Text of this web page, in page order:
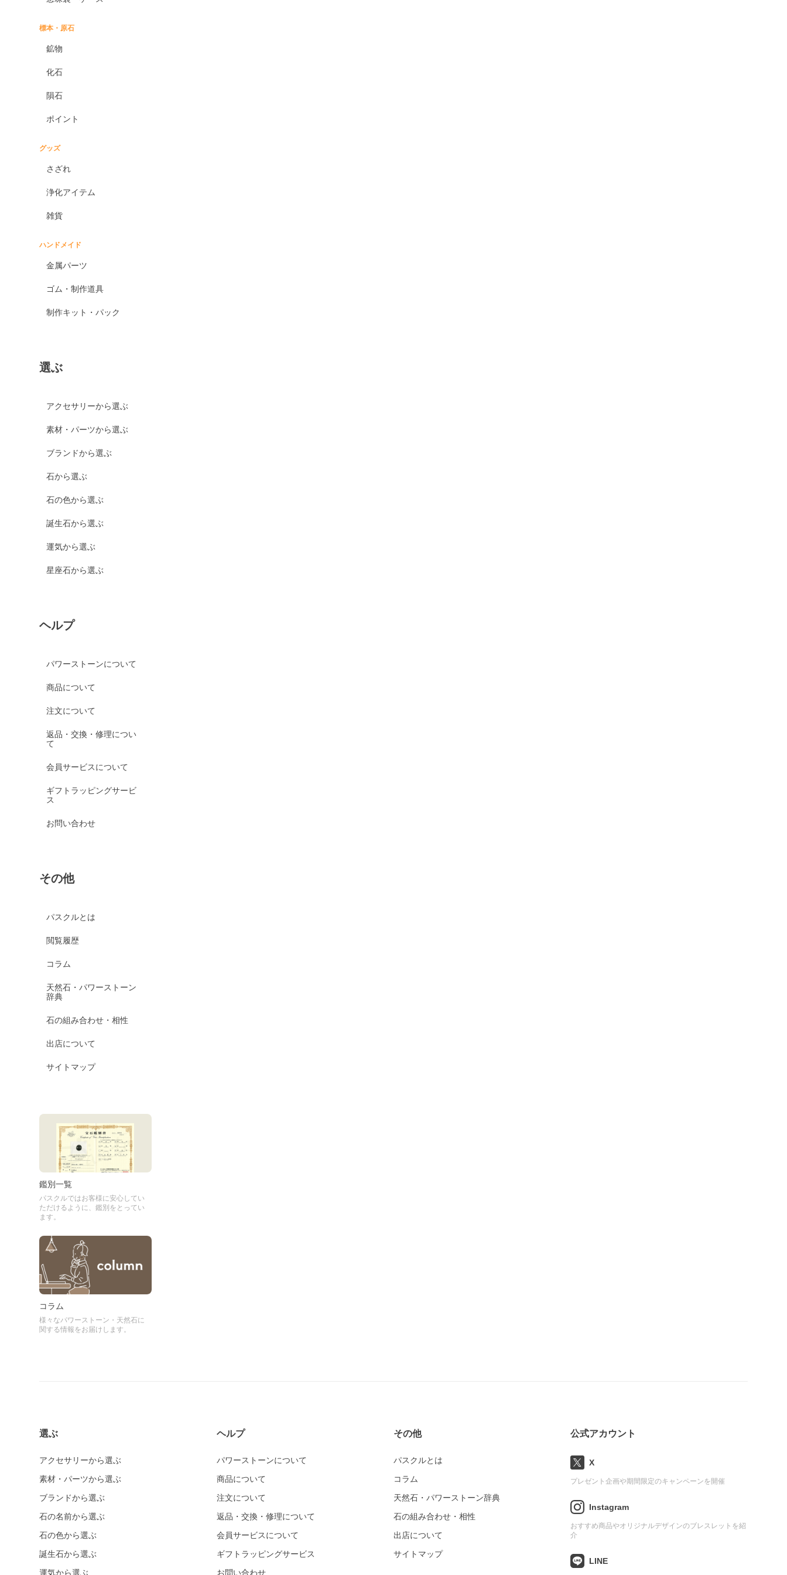
標本・原石
鉱物
化石
隕石
ポイント
グッズ
さざれ
浄化アイテム
雑貨
ハンドメイド
金属パーツ
ゴム・制作道具
制作キット・パック
選ぶ
アクセサリーから選ぶ
素材・パーツから選ぶ
ブランドから選ぶ
石から選ぶ
石の色から選ぶ
誕生石から選ぶ
運気から選ぶ
星座石から選ぶ
ヘルプ
パワーストーンについて
商品について
注文について
返品・交換・修理につい
て
会員サービスについて
ギフトラッピングサービ
ス
お問い合わせ
その他
パスクルとは
閲覧履歴
コラム
天然石・パワーストーン
辞典
石の組み合わせ・相性
出店について
サイトマップ
鑑別一覧
パスクルではお客様に安心してい
ただけるように、鑑別をとってい
ます。
コラム
様々なパワーストーン・天然石に
関する情報をお届けします。
選ぶ
アクセサリーから選ぶ
素材・パーツから選ぶ
ブランドから選ぶ
石の名前から選ぶ
石の色から選ぶ
誕生石から選ぶ
運気から選ぶ
ヘルプ
パワーストーンについて
商品について
注文について
返品・交換・修理について
会員サービスについて
ギフトラッピングサービス
お問い合わせ
その他
パスクルとは
コラム
天然石・パワーストーン辞典
石の組み合わせ・相性
出店について
サイトマップ
公式アカウント
X
プレゼント企画や期間限定のキャンペーンを開催
Instagram
おすすめ商品やオリジナルデザインのブレスレットを紹
介
LINE